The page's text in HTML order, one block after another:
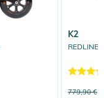
K2
REDLINE
779,90 €